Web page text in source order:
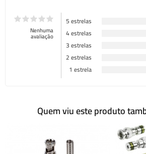
Nenhuma
avaliação
5 estrelas
4 estrelas
3 estrelas
2 estrelas
1 estrela
Quem viu este produto